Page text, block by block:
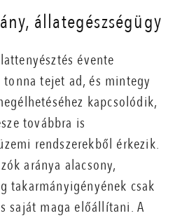
állategészségügy
évente
tejet ad, és mintegy
kapcsolódik,
továbbra is
rendszerekből érkezik.
aránya alacsony,
takarmányigényének csak
saját maga előállítani. A